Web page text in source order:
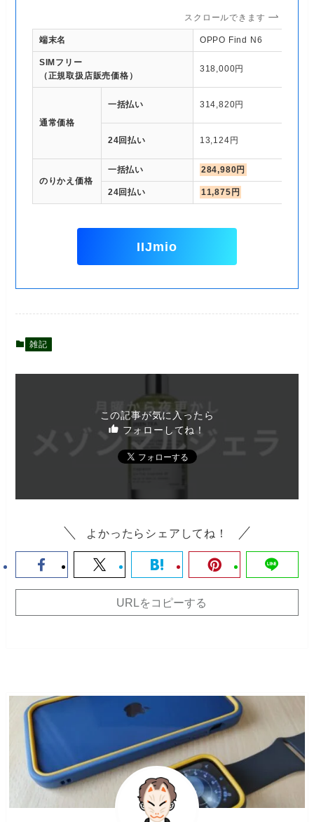
スクロールできます
端末名 OPPO Find N6
SIMフリー
（正規取扱店販売価格）
318,000円
通常価格
一括払い 314,820円
24回払い 13,124円
のりかえ価格
一括払い 284,980円
24回払い 11,875円
IIJmio
雑記
この記事が気に入ったら
フォローしてね！
よかったらシェアしてね！
URLをコピーする